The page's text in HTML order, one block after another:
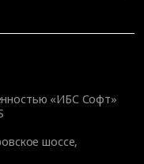
«ИБС Софт»
шоссе,